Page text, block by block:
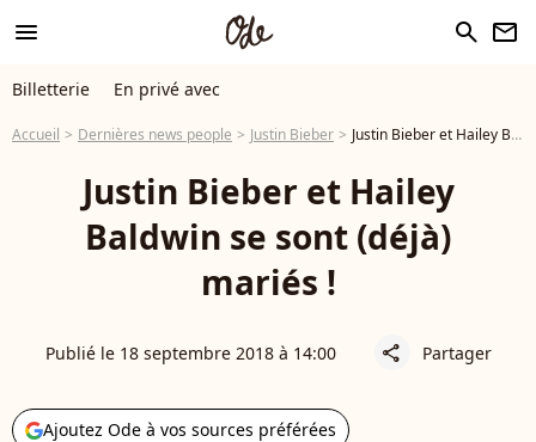
menu search newsletter
Billetterie En privé avec
Accueil Dernières news people Justin Bieber Justin Bieber et Hailey Baldwin se sont (déjà) mariés !
Justin Bieber et Hailey
Baldwin se sont (déjà)
mariés !
Publié le 18 septembre 2018 à 14:00 share Partager
Ajoutez Ode à vos sources préférées